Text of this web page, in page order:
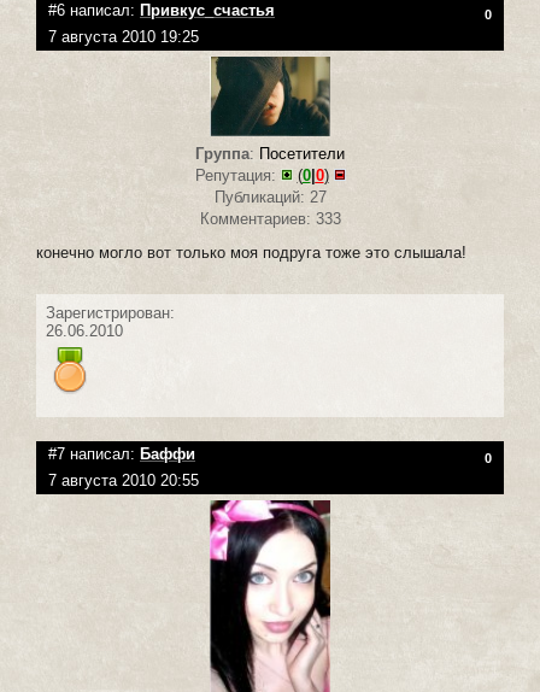
#6 написал: Привкус_счастья 0
7 августа 2010 19:25
Группа: Посетители
Репутация:
(0| 0)
Публикаций: 27
Комментариев: 333
конечно могло вот только моя подруга тоже это слышала!
Зарегистрирован:
26.06.2010
#7 написал: Баффи 0
7 августа 2010 20:55